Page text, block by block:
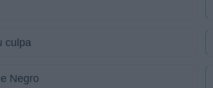
culpa
Negro